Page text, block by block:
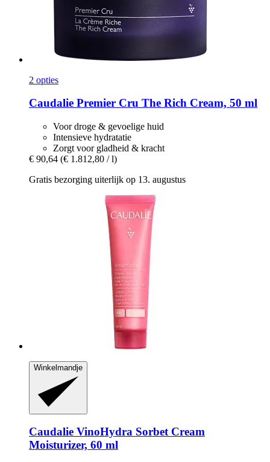
2 opties
Caudalie Premier Cru The Rich Cream, 50 ml
Voor droge & gevoelige huid
Intensieve hydratatie
Zorgt voor gladheid & kracht
€ 90,64 (€ 1.812,80 / l)
Gratis bezorging uiterlijk op 13. augustus
Winkelmandje
Caudalie VinoHydra Sorbet Cream
Moisturizer, 60 ml